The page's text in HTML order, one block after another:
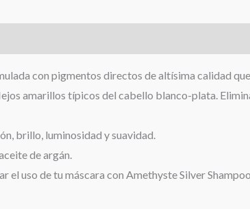
con pigmentos directos de altísima calidad
amarillos típicos del cabello blanco-plata.
brillo, luminosidad y suavidad.
de argán.
el uso de tu máscara con Amethyste Silver